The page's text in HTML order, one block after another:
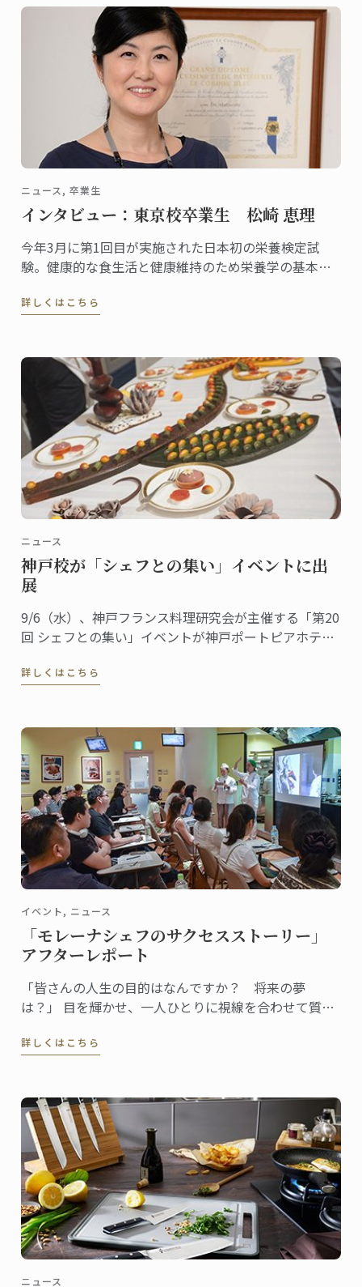
ニュース, 卒業生
インタビュー：東京校卒業生 松崎 恵理
今年3月に第1回目が実施された日本初の栄養検定試
験。健康的な食生活と健康維持のため栄養学の基本を
一般社団法人栄養検定協会の代表理事としてこの栄養
取得しました。
詳しくはこちら
ニュース
神戸校が「シェフとの集い」イベントに出
展
9/6（水）、神戸フランス料理研究会が主催する「第20
回 シェフとの集い」イベントが神戸ポートピアホテル
ースを出展しました。
詳しくはこちら
イベント, ニュース
「モレーナシェフのサクセスストーリー」
アフターレポート
「皆さんの人生の目的はなんですか？ 将来の夢
は？」 目を輝かせ、一人ひとりに視線を合わせて質問
存在感が漂います。参加者の回答を聞きながら、温か
詳しくはこちら
ニュース